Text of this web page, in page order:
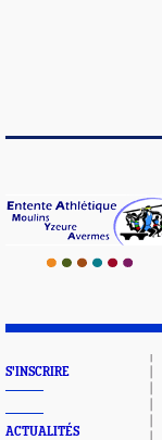
S'INSCRIRE
ACTUALITÉS